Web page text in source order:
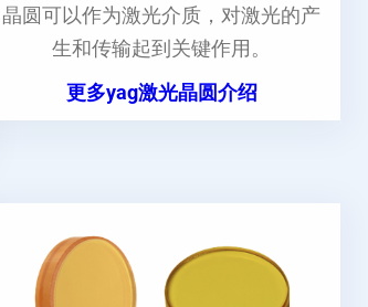
晶圆可以作为激光介质，对激光的产
生和传输起到关键作用。
更多yag激光晶圆介绍